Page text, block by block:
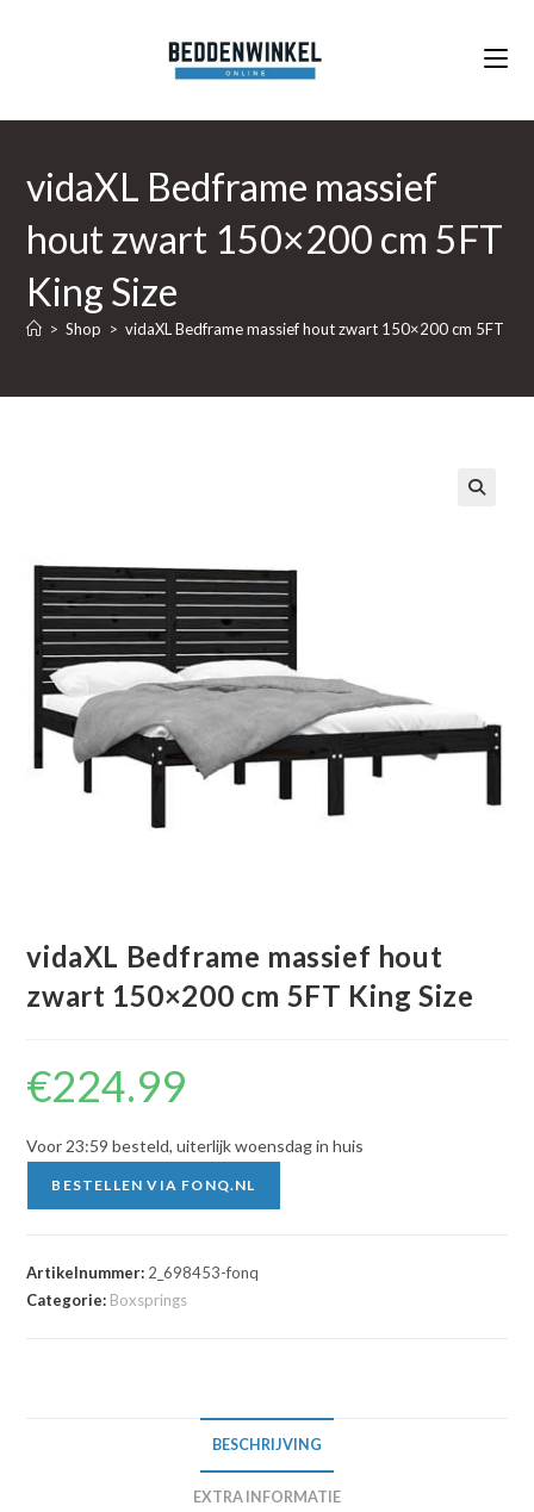
vidaXL Bedframe massief
hout zwart 150×200 cm 5FT
King Size
> Shop > vidaXL Bedframe massief hout zwart 150×200 cm 5FT
vidaXL Bedframe massief hout
zwart 150×200 cm 5FT King Size
€224.99
Voor 23:59 besteld, uiterlijk woensdag in huis
BESTELLEN VIA FONQ.NL
Artikelnummer: 2_698453-fonq
Categorie: Boxsprings
BESCHRIJVING
EXTRA INFORMATIE